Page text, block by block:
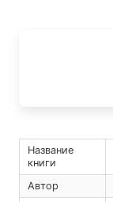
Название
книги
Автор